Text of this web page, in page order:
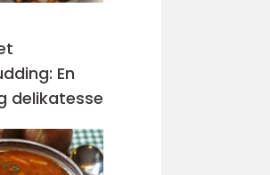
En
delikatesse